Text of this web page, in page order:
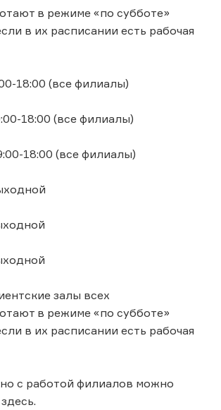
в режиме «по субботе»
в их расписании есть рабочая
18:00 (все филиалы)
18:00 (все филиалы)
18:00 (все филиалы)
залы всех
в режиме «по субботе»
в их расписании есть рабочая
с работой филиалов можно